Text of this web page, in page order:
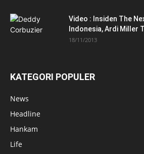
Video : Insiden The
Indonesia, Ardi Miller
18/11/2013
KATEGORI POPULER
News
Headline
Hankam
Life